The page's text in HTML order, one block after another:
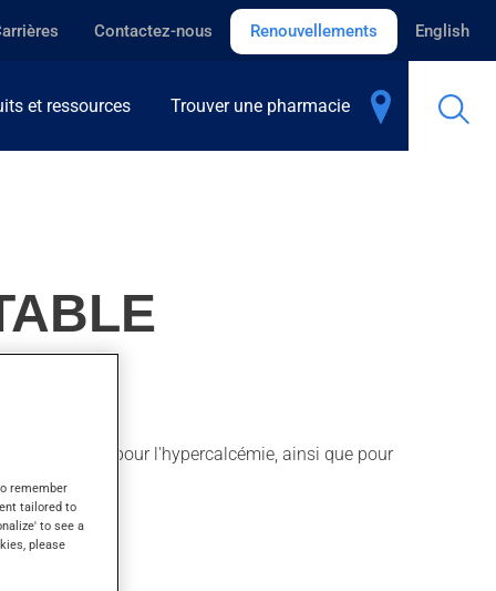
Contactez-nous Renouvellements English
et ressources Trouver une pharmacie
de Paget, pour l'hypercalcémie, ainsi que pour
remember
tailored to
to see a
please